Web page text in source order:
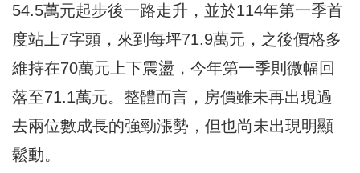
54.5萬元起步後一路走升，並於114年第一季首
度站上7字頭，來到每坪71.9萬元，之後價格多
維持在70萬元上下震盪，今年第一季則微幅回
落至71.1萬元。整體而言，房價雖未再出現過
去兩位數成長的強勁漲勢，但也尚未出現明顯
鬆動。